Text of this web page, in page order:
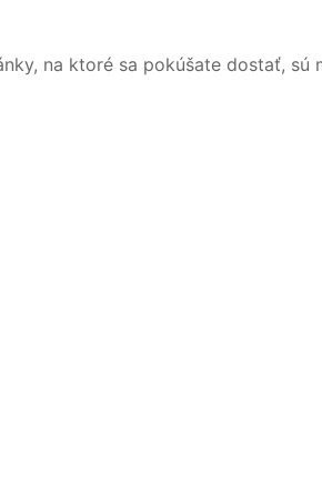
na ktoré sa pokúšate dostať, sú